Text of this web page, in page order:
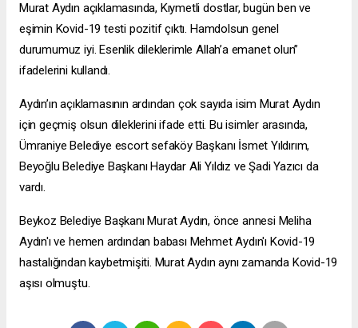
Murat Aydın açıklamasında, Kıymetli dostlar, bugün ben ve
eşimin Kovid-19 testi pozitif çıktı. Hamdolsun genel
durumumuz iyi. Esenlik dileklerimle Allah’a emanet olun”
ifadelerini kullandı.
Aydın’ın açıklamasının ardından çok sayıda isim Murat Aydın
için geçmiş olsun dileklerini ifade etti. Bu isimler arasında,
Ümraniye Belediye escort sefaköyBaşkanı İsmet Yıldırım,
Beyoğlu Belediye Başkanı Haydar Ali Yıldız ve Şadi Yazıcı da
vardı.
Beykoz Belediye Başkanı Murat Aydın, önce annesi Meliha
Aydın'ı ve hemen ardından babası Mehmet Aydın'ı Kovid-19
hastalığından kaybetmişiti. Murat Aydın aynı zamanda Kovid-19
aşısı olmuştu.